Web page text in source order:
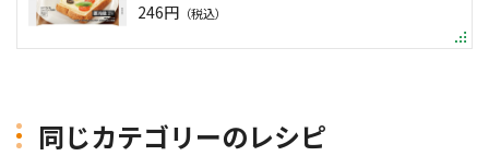
246円 （税込）
同じカテゴリーのレシピ